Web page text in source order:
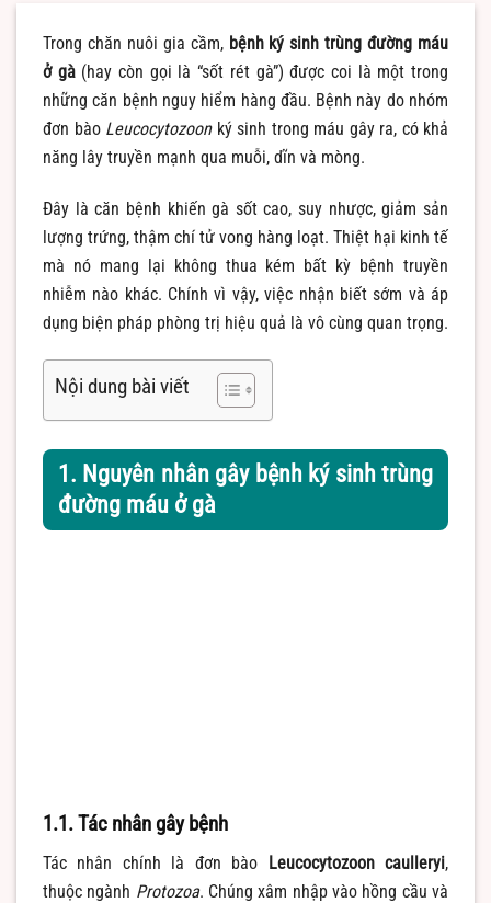
Trong chăn nuôi gia cầm, bệnh ký sinh trùng đường máu
ở gà(hay còn gọi là “sốt rét gà”) được coi là một trong
những căn bệnh nguy hiểm hàng đầu. Bệnh này do nhóm
đơn bào Leucocytozoonký sinh trong máu gây ra, có khả
năng lây truyền mạnh qua muỗi, dĩn và mòng.
Đây là căn bệnh khiến gà sốt cao, suy nhược, giảm sản
lượng trứng, thậm chí tử vong hàng loạt. Thiệt hại kinh tế
mà nó mang lại không thua kém bất kỳ bệnh truyền
nhiễm nào khác. Chính vì vậy, việc nhận biết sớm và áp
dụng biện pháp phòng trị hiệu quả là vô cùng quan trọng.
Nội dung bài viết
1. Nguyên nhân gây bệnh ký sinh trùng
đường máu ở gà
1.1. Tác nhân gây bệnh
Tác nhân chính là đơn bào Leucocytozoon caulleryi,
thuộc ngành Protozoa. Chúng xâm nhập vào hồng cầu và